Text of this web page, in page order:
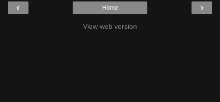
‹ ›
Home
View web version